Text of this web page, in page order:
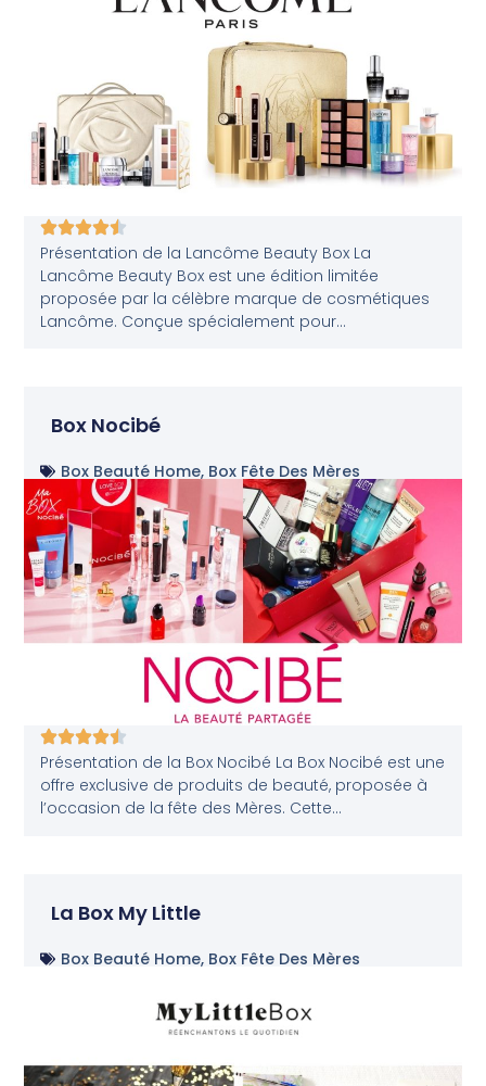
Présentation de la Lancôme Beauty Box La
Lancôme Beauty Box est une édition limitée
proposée par la célèbre marque de cosmétiques
Lancôme. Conçue spécialement pour...
Box Nocibé
Box Beauté Home, Box Fête Des Mères
Présentation de la Box Nocibé La Box Nocibé est une
offre exclusive de produits de beauté, proposée à
l’occasion de la fête des Mères. Cette...
La Box My Little
Box Beauté Home, Box Fête Des Mères